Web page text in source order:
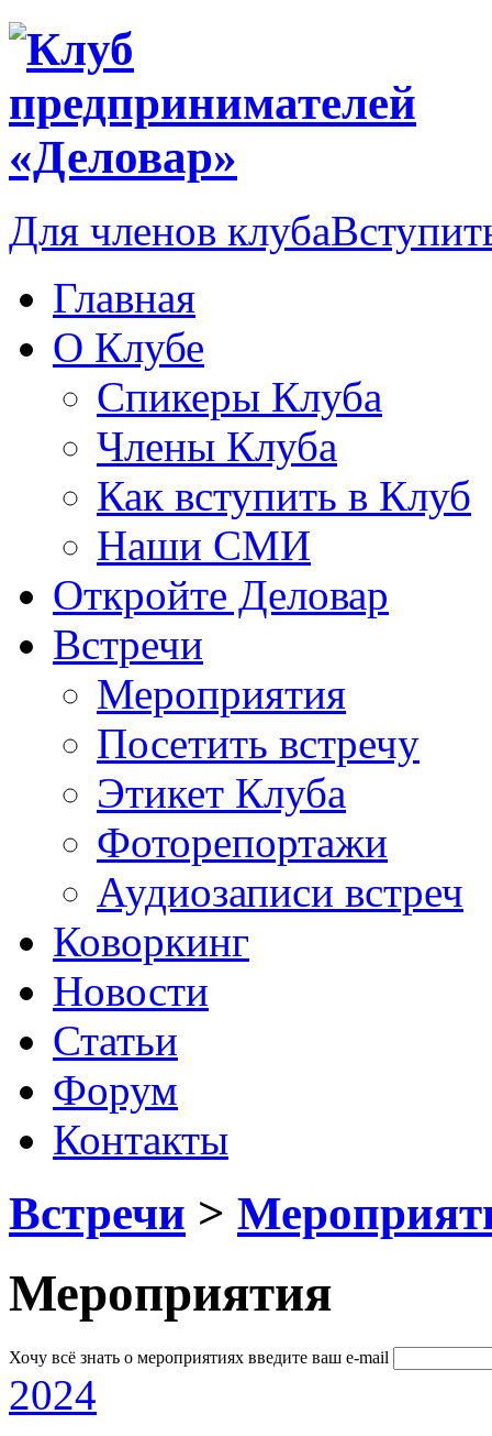
Для членов клуба
Главная
О Клубе
Спикеры Клуба
Члены Клуба
Как вступить в Клуб
Наши СМИ
Откройте Деловар
Встречи
Мероприятия
Посетить встречу
Этикет Клуба
Фоторепортажи
Аудиозаписи встреч
Коворкинг
Новости
Статьи
Форум
Контакты
Встречи >
Мероприятия
Хочу всё знать о мероприятиях введите ваш e-mail
2024